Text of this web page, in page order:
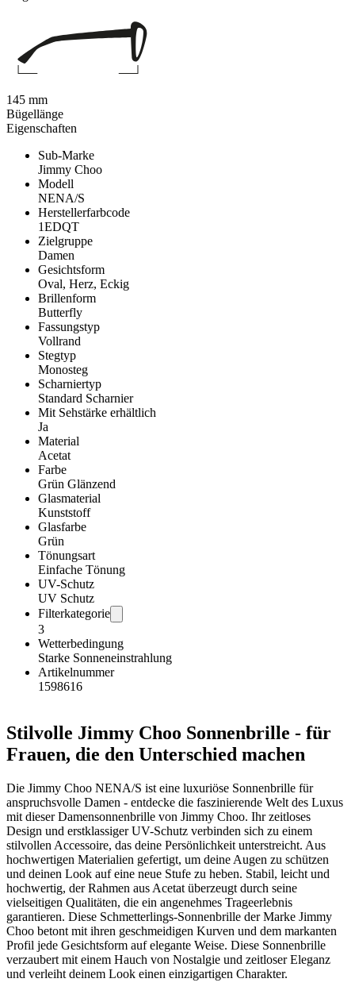
Eigenschaften
Sub-Marke
Jimmy Choo
Modell
NENA/S
Herstellerfarbcode
1EDQT
Zielgruppe
Damen
Gesichtsform
Oval, Herz, Eckig
Brillenform
Butterfly
Fassungstyp
Vollrand
Stegtyp
Monosteg
Scharniertyp
Standard Scharnier
Mit Sehstärke erhältlich
Ja
Material
Acetat
Farbe
Grün Glänzend
Glasmaterial
Kunststoff
Glasfarbe
Grün
Tönungsart
Einfache Tönung
UV-Schutz
UV Schutz
Filterkategorie
3
Wetterbedingung
Starke Sonneneinstrahlung
Artikelnummer
1598616
Stilvolle Jimmy Choo Sonnenbrille - für
Frauen, die den Unterschied machen
Die Jimmy Choo NENA/S ist eine luxuriöse Sonnenbrille für
anspruchsvolle Damen - entdecke die faszinierende Welt des Luxus
mit dieser Damensonnenbrille von Jimmy Choo. Ihr zeitloses
Design und erstklassiger UV-Schutz verbinden sich zu einem
stilvollen Accessoire, das deine Persönlichkeit unterstreicht. Aus
hochwertigen Materialien gefertigt, um deine Augen zu schützen
und deinen Look auf eine neue Stufe zu heben. Stabil, leicht und
hochwertig, der Rahmen aus Acetat überzeugt durch seine
vielseitigen Qualitäten, die ein angenehmes Trageerlebnis
garantieren. Diese Schmetterlings-Sonnenbrille der Marke Jimmy
Choo betont mit ihren geschmeidigen Kurven und dem markanten
Profil jede Gesichtsform auf elegante Weise. Diese Sonnenbrille
verzaubert mit einem Hauch von Nostalgie und zeitloser Eleganz
und verleiht deinem Look einen einzigartigen Charakter.
145 mm
Bügellänge